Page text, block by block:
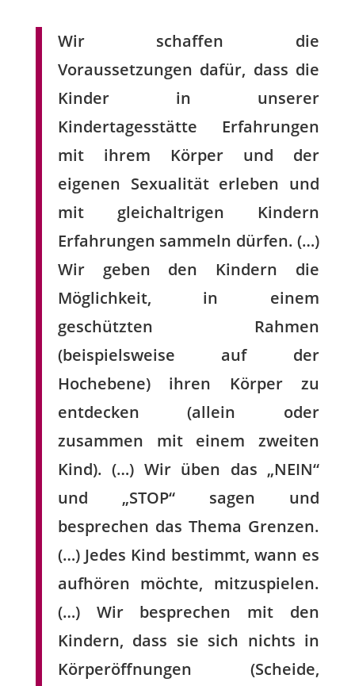
Wir schaffen die
Voraussetzungen dafür, dass die
Kinder in unserer
Kindertagesstätte Erfahrungen
mit ihrem Körper und der
eigenen Sexualität erleben und
mit gleichaltrigen Kindern
Erfahrungen sammeln dürfen. (…)
Wir geben den Kindern die
Möglichkeit, in einem
geschützten Rahmen
(beispielsweise auf der
Hochebene) ihren Körper zu
entdecken (allein oder
zusammen mit einem zweiten
Kind). (…) Wir üben das „NEIN“
und „STOP“ sagen und
besprechen das Thema Grenzen.
(…) Jedes Kind bestimmt, wann es
aufhören möchte, mitzuspielen.
(…) Wir besprechen mit den
Kindern, dass sie sich nichts in
Körperöffnungen (Scheide,